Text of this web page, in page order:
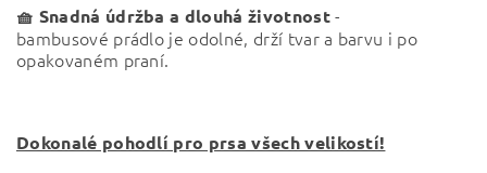
🧺 Snadná údržba a dlouhá životnost-
bambusové prádlo je odolné, drží tvar a barvu i po
opakovaném praní.
Dokonalé pohodlí pro prsa všech velikostí!